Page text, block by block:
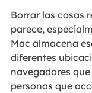
Borrar las cosas
parece,
Mac almacena
diferentes
navegadores
personas que